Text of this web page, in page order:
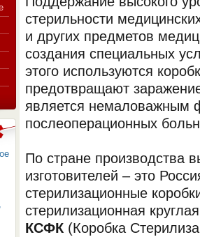
стерильности
и других предметов
создания специальных
этого используются
предотвращают
является немаловажным
послеоперационных
По стране производства
изготовителей – это
стерилизационные
стерилизационная
КСФК (Коробка